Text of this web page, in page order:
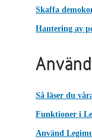
Skaffa
Hantering av
Så läser du
Funktioner i
Använd